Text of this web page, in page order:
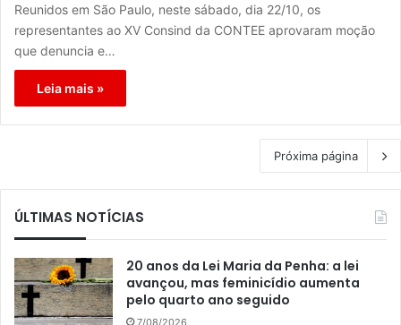
Reunidos em São Paulo, neste sábado, dia 22/10, os
representantes ao XV Consind da CONTEE aprovaram moção
que denuncia e…
Leia mais »
Próxima página
ÚLTIMAS NOTÍCIAS
20 anos da Lei Maria da Penha: a lei
avançou, mas feminicídio aumenta
pelo quarto ano seguido
7/08/2026